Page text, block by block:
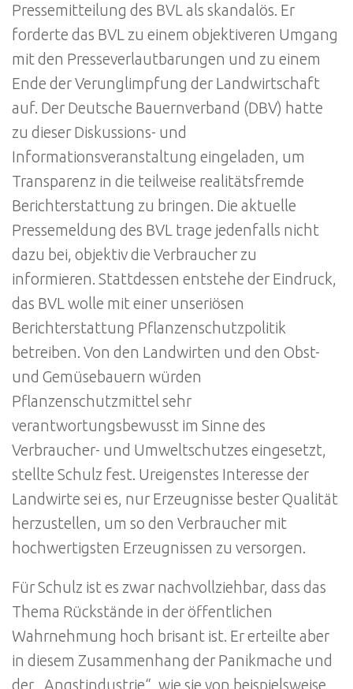
Pressemitteilung des BVL als skandalös. Er
forderte das BVL zu einem objektiveren Umgang
mit den Presseverlautbarungen und zu einem
Ende der Verunglimpfung der Landwirtschaft
auf. Der Deutsche Bauernverband (DBV) hatte
zu dieser Diskussions- und
Informationsveranstaltung eingeladen, um
Transparenz in die teilweise realitätsfremde
Berichterstattung zu bringen. Die aktuelle
Pressemeldung des BVL trage jedenfalls nicht
dazu bei, objektiv die Verbraucher zu
informieren. Stattdessen entstehe der Eindruck,
das BVL wolle mit einer unseriösen
Berichterstattung Pflanzenschutzpolitik
betreiben. Von den Landwirten und den Obst-
und Gemüsebauern würden
Pflanzenschutzmittel sehr
verantwortungsbewusst im Sinne des
Verbraucher- und Umweltschutzes eingesetzt,
stellte Schulz fest. Ureigenstes Interesse der
Landwirte sei es, nur Erzeugnisse bester Qualität
herzustellen, um so den Verbraucher mit
hochwertigsten Erzeugnissen zu versorgen.
Für Schulz ist es zwar nachvollziehbar, dass das
Thema Rückstände in der öffentlichen
Wahrnehmung hoch brisant ist. Er erteilte aber
in diesem Zusammenhang der Panikmache und
der „Angstindustrie“, wie sie von beispielsweise